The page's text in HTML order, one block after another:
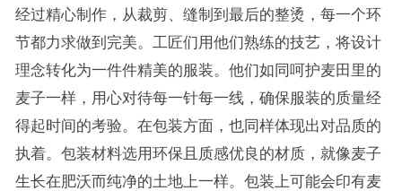
经过精心制作，从裁剪、缝制到最后的整烫，每一个环
节都力求做到完美。工匠们用他们熟练的技艺，将设计
理念转化为一件件精美的服装。他们如同呵护麦田里的
麦子一样，用心对待每一针每一线，确保服装的质量经
得起时间的考验。在包装方面，也同样体现出对品质的
执着。包装材料选用环保且质感优良的材质，就像麦子
生长在肥沃而纯净的土地上一样。包装上可能会印有麦